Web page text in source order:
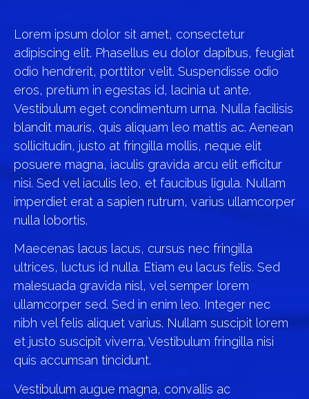
Lorem ipsum dolor sit amet, consectetur
adipiscing elit. Phasellus eu dolor dapibus, feugiat
odio hendrerit, porttitor velit. Suspendisse odio
eros, pretium in egestas id, lacinia ut ante.
Vestibulum eget condimentum urna. Nulla facilisis
blandit mauris, quis aliquam leo mattis ac. Aenean
sollicitudin, justo at fringilla mollis, neque elit
posuere magna, iaculis gravida arcu elit efficitur
nisi. Sed vel iaculis leo, et faucibus ligula. Nullam
imperdiet erat a sapien rutrum, varius ullamcorper
nulla lobortis.
Maecenas lacus lacus, cursus nec fringilla
ultrices, luctus id nulla. Etiam eu lacus felis. Sed
malesuada gravida nisl, vel semper lorem
ullamcorper sed. Sed in enim leo. Integer nec
nibh vel felis aliquet varius. Nullam suscipit lorem
et justo suscipit viverra. Vestibulum fringilla nisi
quis accumsan tincidunt.
Vestibulum augue magna, convallis ac